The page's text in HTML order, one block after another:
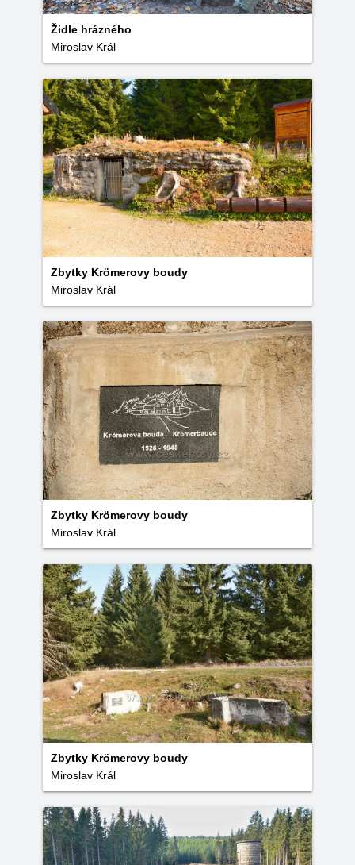
Židle hrázného
Miroslav Král
Zbytky Krömerovy boudy
Miroslav Král
Zbytky Krömerovy boudy
Miroslav Král
Zbytky Krömerovy boudy
Miroslav Král